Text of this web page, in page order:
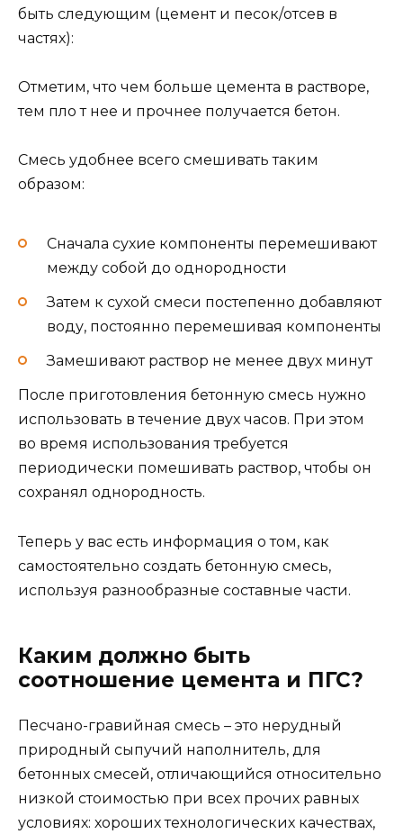
быть следующим (цемент и песок/отсев в
частях):
Отметим, что чем больше цемента в растворе,
тем пло т нее и прочнее получается бетон.
Смесь удобнее всего смешивать таким
образом:
Сначала сухие компоненты перемешивают
между собой до однородности
Затем к сухой смеси постепенно добавляют
воду, постоянно перемешивая компоненты
Замешивают раствор не менее двух минут
После приготовления бетонную смесь нужно
использовать в течение двух часов. При этом
во время использования требуется
периодически помешивать раствор, чтобы он
сохранял однородность.
Теперь у вас есть информация о том, как
самостоятельно создать бетонную смесь,
используя разнообразные составные части.
Каким должно быть
соотношение цемента и ПГС?
Песчано-гравийная смесь – это нерудный
природный сыпучий наполнитель, для
бетонных смесей, отличающийся относительно
низкой стоимостью при всех прочих равных
условиях: хороших технологических качествах,